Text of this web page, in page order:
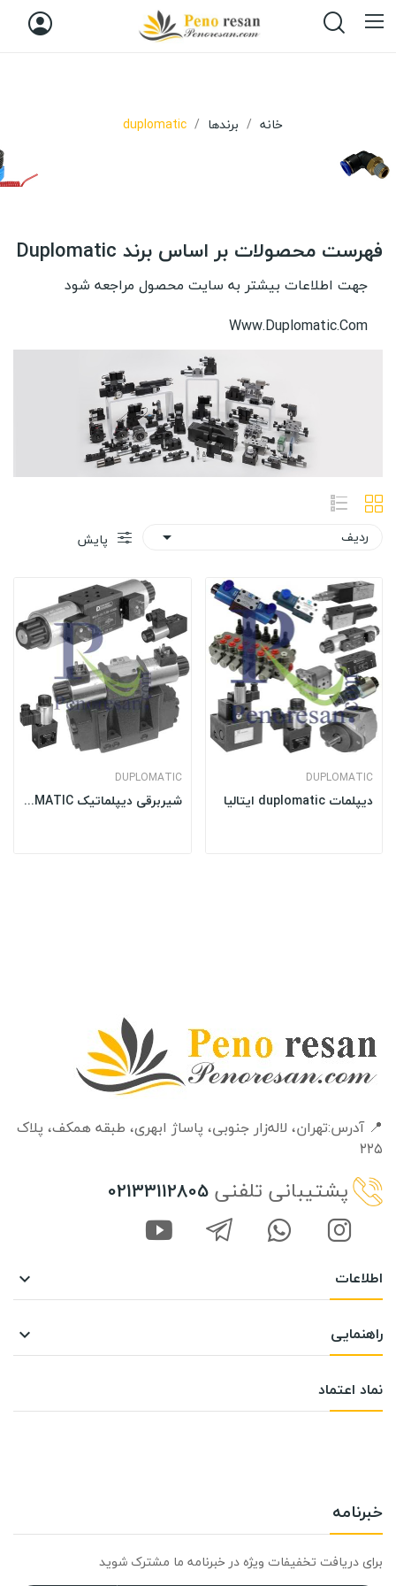
خانه برندها duplomatic
فهرست محصولات بر اساس برند Duplomatic
جهت اطلاعات بیشتر به سایت محصول مراجعه شود
Www.duplomatic.com
ردیف 
DUPLOMATIC
دیپلمات duplomatic ایتالیا
DUPLOMATIC
شیربرقی دیپلماتیک DUPLOMATIC
📍 آدرس:تهران، لاله‌زار جنوبی، پاساژ ابهری، طبقه‌ همکف، پلاک
۲۲۵
پشتیبانی تلفنی 02133112805
اطلاعات 
راهنمایی 
نماد اعتماد
خبرنامه
برای دریافت تخفیفات ویژه در خبرنامه ما مشترک شوید